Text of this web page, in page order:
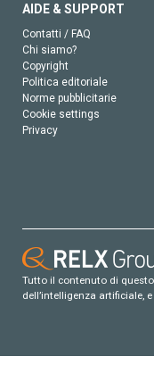
AIDE & SUPPORT
Contatti / FAQ
Chi siamo?
Copyright
Politica editoriale
Norme pubblicitarie
Cookie settings
Privacy
Tutto il contenuto di
dell’intelligenza artificiale,